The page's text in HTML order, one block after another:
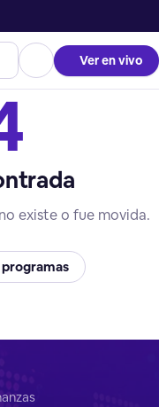
Ver en vivo
existe o fue movida.